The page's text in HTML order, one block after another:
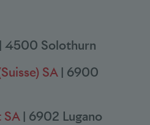
| 4500 Solothurn
SA| 6900
SA| 6902 Lugano